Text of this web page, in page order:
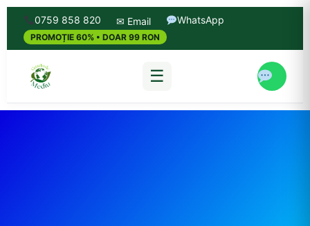
0759 858 820 ✉ Email WhatsApp
PROMOȚIE 60% • DOAR 99 RON
☰